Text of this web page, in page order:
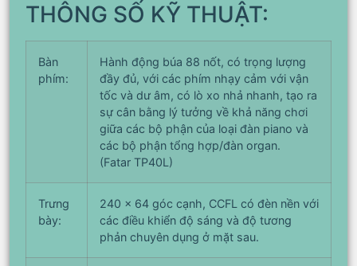
THÔNG SỐ KỸ THUẬT:
Bàn
phím:
Hành động búa 88 nốt, có trọng lượng
đầy đủ, với các phím nhạy cảm với vận
tốc và dư âm, có lò xo nhả nhanh, tạo ra
sự cân bằng lý tưởng về khả năng chơi
giữa các bộ phận của loại đàn piano và
các bộ phận tổng hợp/đàn organ.
(Fatar TP40L)
Trưng
bày:
240 x 64 góc cạnh, CCFL có đèn nền với
các điều khiển độ sáng và độ tương
phản chuyên dụng ở mặt sau.